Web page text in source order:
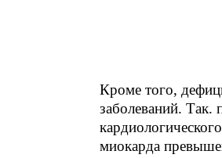
Кроме того,
заболеваний. Так.
миокарда